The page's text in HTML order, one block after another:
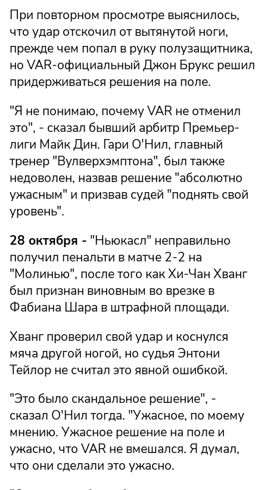
При повторном просмотре выяснилось,
что удар отскочил от вытянутой ноги,
прежде чем попал в руку полузащитника,
но VAR-официальный Джон Брукс решил
придерживаться решения на поле.
"Я не понимаю, почему VAR не отменил
это", - сказал бывший арбитр Премьер-
лиги Майк Дин. Гари О'Нил, главный
тренер "Вулверхэмптона", был также
недоволен, назвав решение "абсолютно
ужасным" и призвав судей "поднять свой
уровень".
28 октября - "Ньюкасл" неправильно
получил пенальти в матче 2-2 на
"Молинью", после того как Хи-Чан Хванг
был признан виновным во врезке в
Фабиана Шара в штрафной площади.
Хванг проверил свой удар и коснулся
мяча другой ногой, но судья Энтони
Тейлор не считал это явной ошибкой.
"Это было скандальное решение", -
сказал О'Нил тогда. "Ужасное, по моему
мнению. Ужасное решение на поле и
ужасно, что VAR не вмешался. Я думал,
что они сделали это ужасно.